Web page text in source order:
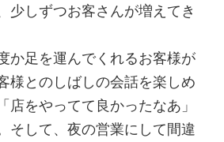
少しずつお客さんが増えてき
か足を運んでくれるお客様が
様とのしばしの会話を楽しめ
店をやってて良かったなあ」
そして、夜の営業にして間違